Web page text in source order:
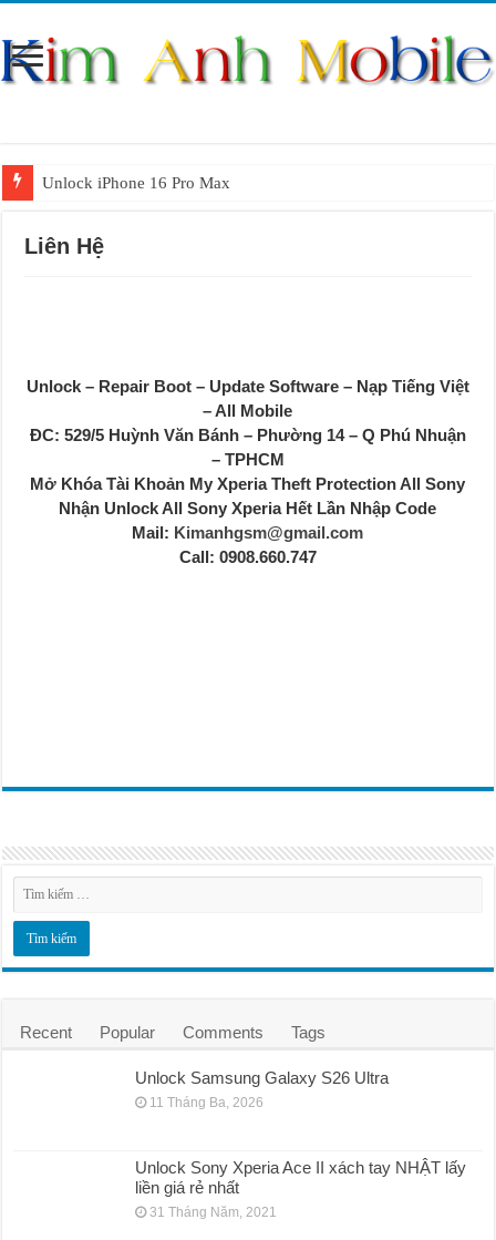
Unlock iPhone 16 Pro Max
Unlock Samsung Galaxy S26 Ultra
Unlock Samsung Galaxy Z Fold 7 giá rẻ
Liên Hệ
Unlock – Repair Boot – Update Software – Nạp Tiếng Việt
– All Mobile
ĐC: 529/5 Huỳnh Văn Bánh – Phường 14 – Q Phú Nhuận
– TPHCM
Mở Khóa Tài Khoản My Xperia Theft Protection All Sony
Nhận Unlock All Sony Xperia Hết Lần Nhập Code
Mail: Kimanhgsm@gmail.com
Call: 0908.660.747
Recent Popular Comments Tags
Unlock Samsung Galaxy S26 Ultra
11 Tháng Ba, 2026
Unlock Sony Xperia Ace II xách tay NHẬT lấy
liền giá rẻ nhất
31 Tháng Năm, 2021